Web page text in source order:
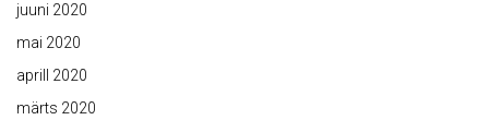
juuni 2020
mai 2020
aprill 2020
märts 2020